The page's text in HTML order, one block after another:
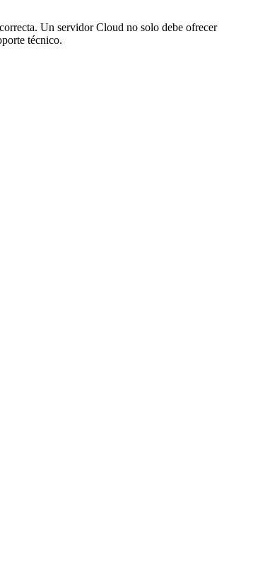
Un servidor Cloud no solo debe ofrecer
técnico.